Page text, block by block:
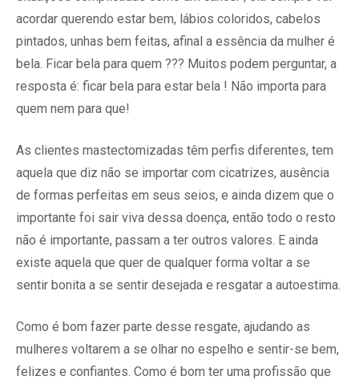
acordar querendo estar bem, lábios coloridos, cabelos
pintados, unhas bem feitas, afinal a essência da mulher é
bela. Ficar bela para quem ??? Muitos podem perguntar, a
resposta é: ficar bela para estar bela ! Não importa para
quem nem para que!
As clientes mastectomizadas têm perfis diferentes, tem
aquela que diz não se importar com cicatrizes, ausência
de formas perfeitas em seus seios, e ainda dizem que o
importante foi sair viva dessa doença, então todo o resto
não é importante, passam a ter outros valores. E ainda
existe aquela que quer de qualquer forma voltar a se
sentir bonita a se sentir desejada e resgatar a autoestima.
Como é bom fazer parte desse resgate, ajudando as
mulheres voltarem a se olhar no espelho e sentir-se bem,
felizes e confiantes. Como é bom ter uma profissão que